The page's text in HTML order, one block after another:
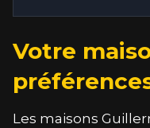
Votre
Les maisons